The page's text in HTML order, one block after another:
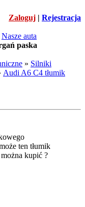
Zaloguj | Rejestracja
Nasze auta
paska
» Silniki
Audi A6 C4 tłumik
ten tłumik
kupić ?